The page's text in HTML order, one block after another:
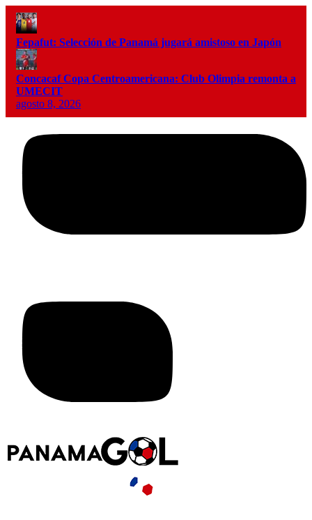
Fepafut: Selección de Panamá jugará amistoso en Japón
Concacaf Copa Centroamericana: Club Olimpia remonta a
UMECIT
agosto 8, 2026